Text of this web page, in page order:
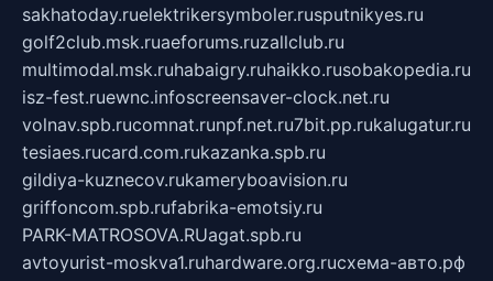
sakhatoday.ruelektrikersymboler.rusputnikyes.ru
golf2club.msk.ruaeforums.ruzallclub.ru
multimodal.msk.ruhabaigry.ruhaikko.rusobakopedia.ru
isz-fest.ruewnc.infoscreensaver-clock.net.ru
volnav.spb.rucomnat.runpf.net.ru7bit.pp.rukalugatur.ru
tesiaes.rucard.com.rukazanka.spb.ru
gildiya-kuznecov.rukameryboavision.ru
griffoncom.spb.rufabrika-emotsiy.ru
PARK-MATROSOVA.RUagat.spb.ru
avtoyurist-moskva1.ruhardware.org.ruсхема-авто.рф